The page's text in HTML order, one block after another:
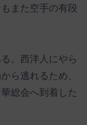
また空手の有段
。西洋人にやら
ら逃れるため、
総会へ到着した